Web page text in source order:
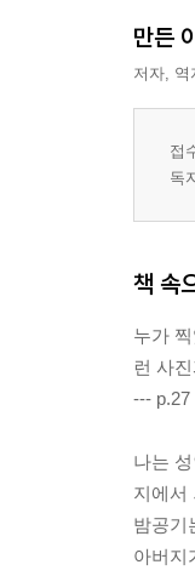
만든
저자, 역
접
독
책 속
누가
런 사
--- p.27
나는
지에서
밤공기
아버지